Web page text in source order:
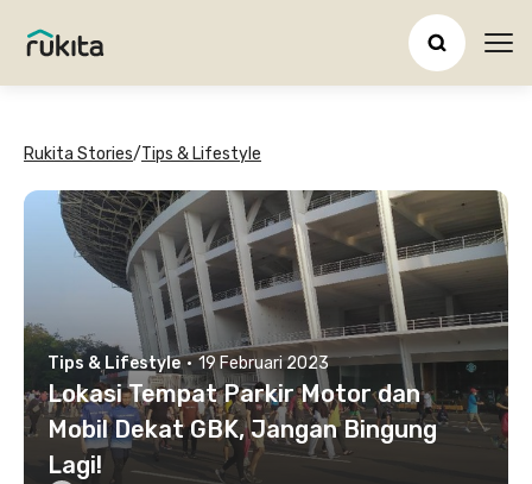
Rukita Stories/Tips & Lifestyle
Tips & Lifestyle · 19 Februari 2023
Lokasi Tempat Parkir Motor dan
Mobil Dekat GBK, Jangan Bingung
Lagi!